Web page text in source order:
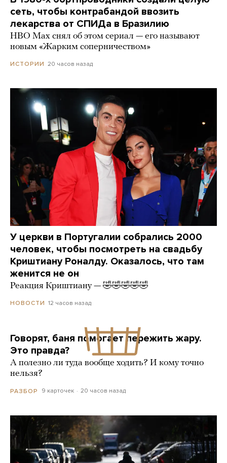
сеть, чтобы контрабандой ввозить
лекарства от СПИДа в Бразилию
HBO Max снял об этом сериал — его называют
новым «Жарким соперничеством»
ИСТОРИИ 20 часов назад
У церкви в Португалии собрались 2000
человек, чтобы посмотреть на свадьбу
Криштиану Роналду. Оказалось, что там
женится не он
Реакция Криштиану — 🤣🤣🤣🤣🤣
НОВОСТИ 12 часов назад
Говорят, баня помогает пережить жару.
Это правда?
А полезно ли туда вообще ходить? И кому точно
нельзя?
РАЗБОР 9 карточек 20 часов назад